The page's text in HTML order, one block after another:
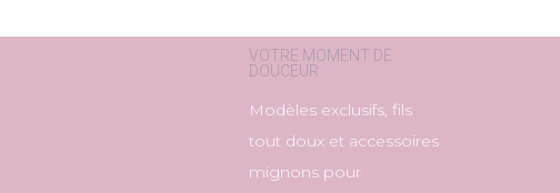
VOTRE MOMENT DE
DOUCEUR
Modèles exclusifs, fils
tout doux et accessoires
mignons pour